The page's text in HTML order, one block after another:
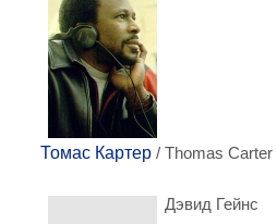
Томас Картер / Thomas Carter
Дэвид Гейнс